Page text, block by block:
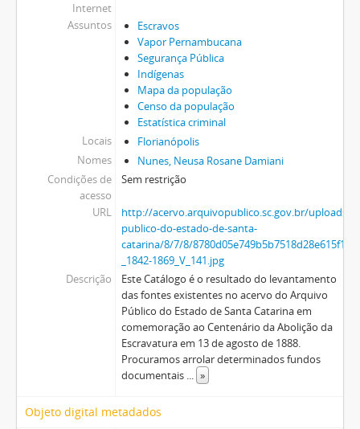
Internet
Assuntos
Escravos
Vapor Pernambucana
Segurança Pública
Indígenas
Mapa da população
Censo da população
Estatística criminal
Locais
Florianópolis
Nomes
Nunes, Neusa Rosane Damiani
Condições de
acesso
Sem restrição
URL
http://acervo.arquivopublico.sc.gov.br/uploads/
publico-do-estado-de-santa-
catarina/8/7/8/
_1842-1869_V_141.jpg
Descrição
Este Catálogo é o resultado do levantamento
das fontes existentes no acervo do Arquivo
Público do Estado de Santa Catarina em
comemoração ao Centenário da Abolição da
Escravatura em 13 de agosto de 1888.
Procuramos arrolar determinados fundos
documentais ... »
Objeto digital metadados